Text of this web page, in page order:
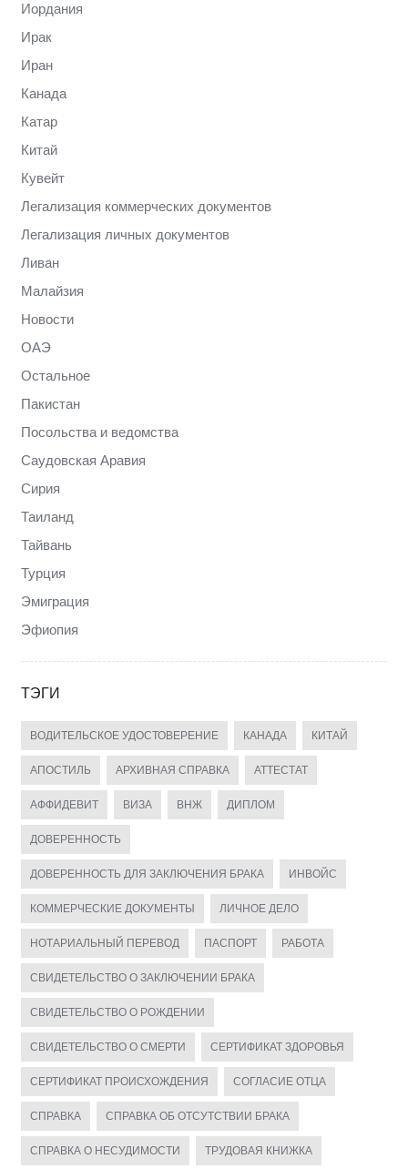
Иордания
Ирак
Иран
Канада
Катар
Китай
Кувейт
Легализация коммерческих документов
Легализация личных документов
Ливан
Малайзия
Новости
ОАЭ
Остальное
Пакистан
Посольства и ведомства
Саудовская Аравия
Сирия
Таиланд
Тайвань
Турция
Эмиграция
Эфиопия
ТЭГИ
ВОДИТЕЛЬСКОЕ УДОСТОВЕРЕНИЕ КАНАДА КИТАЙ
АПОСТИЛЬ АРХИВНАЯ СПРАВКА АТТЕСТАТ
АФФИДЕВИТ ВИЗА ВНЖ ДИПЛОМ
ДОВЕРЕННОСТЬ
ДОВЕРЕННОСТЬ ДЛЯ ЗАКЛЮЧЕНИЯ БРАКА ИНВОЙС
КОММЕРЧЕСКИЕ ДОКУМЕНТЫ ЛИЧНОЕ ДЕЛО
НОТАРИАЛЬНЫЙ ПЕРЕВОД ПАСПОРТ РАБОТА
СВИДЕТЕЛЬСТВО О ЗАКЛЮЧЕНИИ БРАКА
СВИДЕТЕЛЬСТВО О РОЖДЕНИИ
СВИДЕТЕЛЬСТВО О СМЕРТИ СЕРТИФИКАТ ЗДОРОВЬЯ
СЕРТИФИКАТ ПРОИСХОЖДЕНИЯ СОГЛАСИЕ ОТЦА
СПРАВКА СПРАВКА ОБ ОТСУТСТВИИ БРАКА
СПРАВКА О НЕСУДИМОСТИ ТРУДОВАЯ КНИЖКА